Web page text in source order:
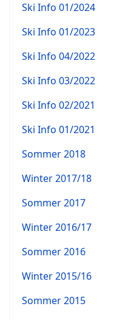
Ski Info 01/2024
Ski Info 01/2023
Ski Info 04/2022
Ski Info 03/2022
Ski Info 02/2021
Ski Info 01/2021
Sommer 2018
Winter 2017/18
Sommer 2017
Winter 2016/17
Sommer 2016
Winter 2015/16
Sommer 2015